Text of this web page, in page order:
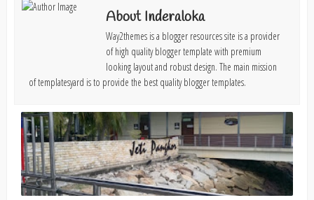
About Inderaloka
Way2themes is a blogger resources site is a provider
of high quality blogger template with premium
looking layout and robust design. The main mission
of templatesyard is to provide the best quality blogger templates.